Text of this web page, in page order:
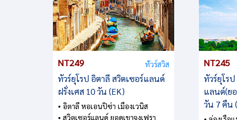
NT249 ทัวร์สวิส
ทัวร์ยุโรป อิตาลี สวิตเซอร์แลนด์
ฝรั่งเศส 10 วัน (EK)
• อิตาลี หอเอนปิซ่า เมืองเวนิส
• สวิตเซอร์แลนด์ ยอดเขาจูงเฟรา
NT245
ทัวร์ยุโร
แลนด์(ยอ
วัน 7 คืน